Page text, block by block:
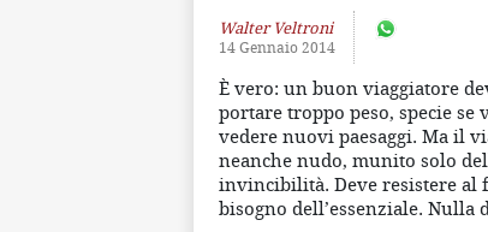
Walter Veltroni
14 Gennaio 2014
È vero: un buon viaggiatore
portare troppo peso, specie se
vedere nuovi paesaggi. Ma il
neanche nudo, munito solo
invincibilità. Deve resistere al
bisogno dell’essenziale.